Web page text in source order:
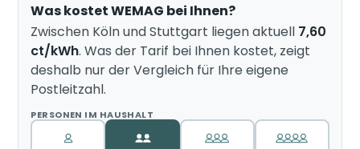
Was kostet WEMAG bei Ihnen?
Zwischen Köln und Stuttgart liegen aktuell 7,60
ct/kWh. Was der Tarif bei Ihnen kostet, zeigt
deshalb nur der Vergleich für Ihre eigene
Postleitzahl.
PERSONEN IM HAUSHALT